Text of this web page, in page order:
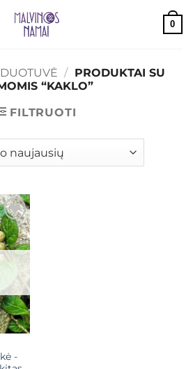
0
/ PRODUKTAI SU
“KAKLO”
FILTRUOTI
-